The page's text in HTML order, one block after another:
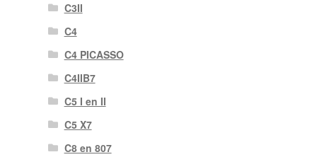
C3II
C4
C4 PICASSO
C4IIB7
C5 I en II
C5 X7
C8 en 807